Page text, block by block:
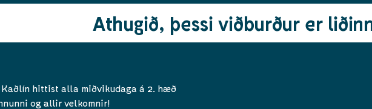
Athugið, þessi viðburður er
hittist alla miðvikudaga á 2. hæð
og allir velkomnir!